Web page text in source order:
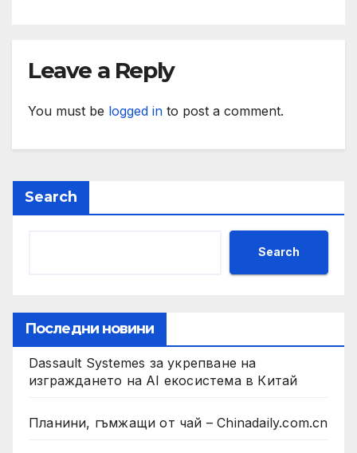
Leave a Reply
You must be logged in to post a comment.
Search
Search
Последни новини
Dassault Systemes за укрепване на
изграждането на AI екосистема в Китай
Планини, гъмжащи от чай – Chinadaily.com.cn